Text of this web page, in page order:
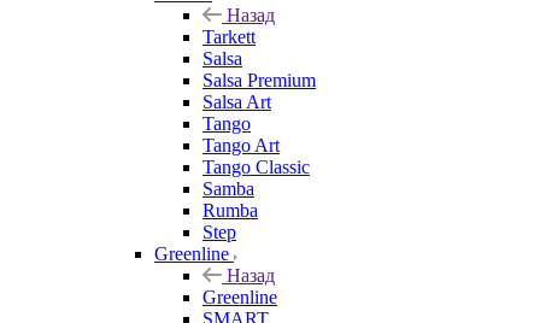
Назад
Tarkett
Salsa
Salsa Premium
Salsa Art
Tango
Tango Art
Tango Classic
Samba
Rumba
Step
Greenline
Назад
Greenline
SMART